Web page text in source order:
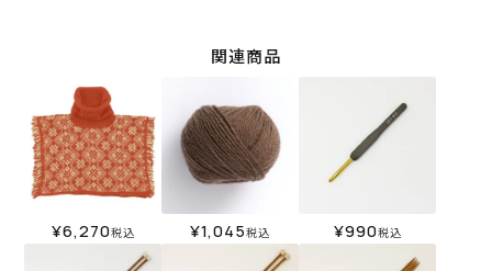
関連商品
¥6,270税込 ¥1,045税込 ¥990税込